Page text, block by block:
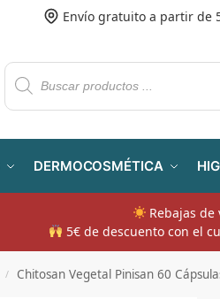
Envío gratuito a partir de
DERMOCOSMÉTICA
Rebajas
5€ de descuento con el
/ Chitosan Vegetal Pinisan 60